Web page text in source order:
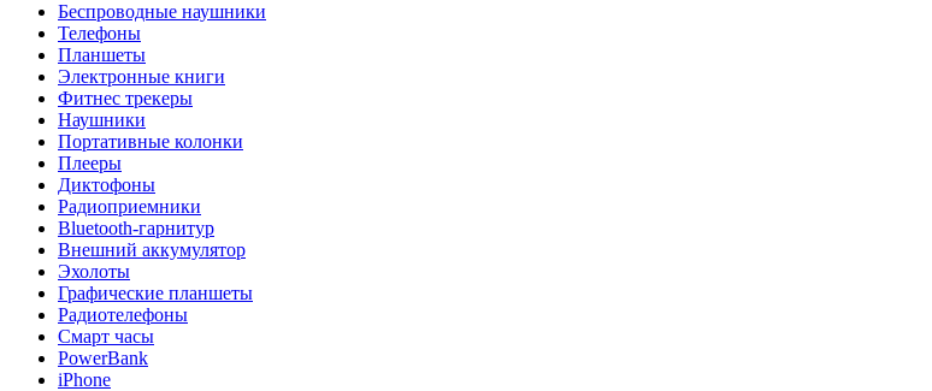
Беспроводные наушники
Телефоны
Планшеты
Электронные книги
Фитнес трекеры
Наушники
Портативные колонки
Плееры
Диктофоны
Радиоприемники
Bluetooth-гарнитур
Внешний аккумулятор
Эхолоты
Графические планшеты
Радиотелефоны
Смарт часы
PowerBank
iPhone